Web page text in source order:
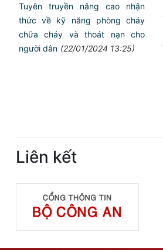
Tuyên truyền nâng cao nhận
thức về kỹ năng phòng cháy
chữa cháy và thoát nạn cho
người dân (22/01/2024 13:25)
Liên kết